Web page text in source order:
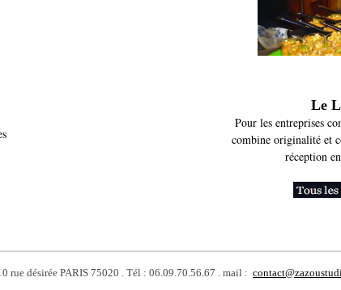
Le
Pour les entreprises
combine originalité et
réception
rue désirée PARIS 75020 . Tél : 06.09.70.56.67 . mail :